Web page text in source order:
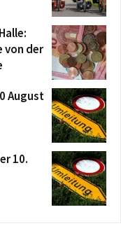
von der
August
10.